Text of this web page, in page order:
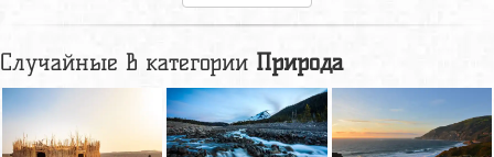
Случайные в категории Природа